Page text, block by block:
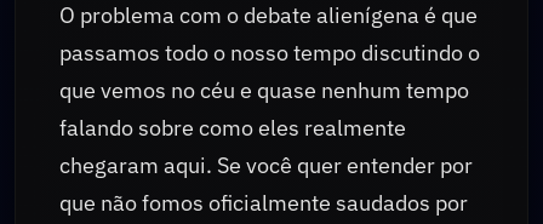
O problema com o debate alienígena é que
passamos todo o nosso tempo discutindo o
que vemos no céu e quase nenhum tempo
falando sobre como eles realmente
chegaram aqui. Se você quer entender por
que não fomos oficialmente saudados por